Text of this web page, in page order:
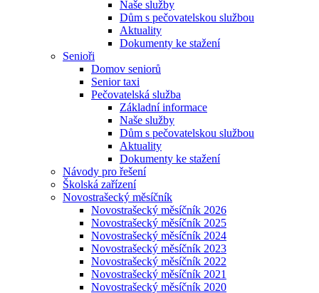
Naše služby
Dům s pečovatelskou službou
Aktuality
Dokumenty ke stažení
Senioři
Domov seniorů
Senior taxi
Pečovatelská služba
Základní informace
Naše služby
Dům s pečovatelskou službou
Aktuality
Dokumenty ke stažení
Návody pro řešení
Školská zařízení
Novostrašecký měsíčník
Novostrašecký měsíčník 2026
Novostrašecký měsíčník 2025
Novostrašecký měsíčník 2024
Novostrašecký měsíčník 2023
Novostrašecký měsíčník 2022
Novostrašecký měsíčník 2021
Novostrašecký měsíčník 2020